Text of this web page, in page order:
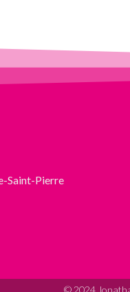
Saint-Pierre
© 2024